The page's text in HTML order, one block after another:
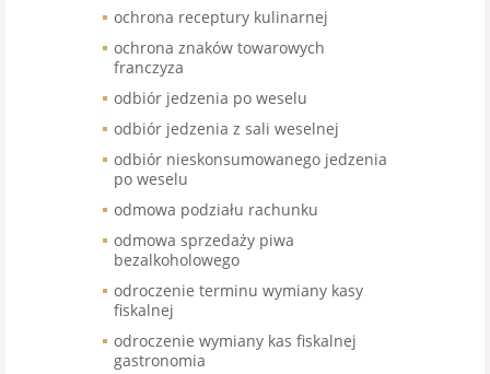
ochrona receptury kulinarnej
ochrona znaków towarowych
franczyza
odbiór jedzenia po weselu
odbiór jedzenia z sali weselnej
odbiór nieskonsumowanego jedzenia
po weselu
odmowa podziału rachunku
odmowa sprzedaży piwa
bezalkoholowego
odroczenie terminu wymiany kasy
fiskalnej
odroczenie wymiany kas fiskalnej
gastronomia